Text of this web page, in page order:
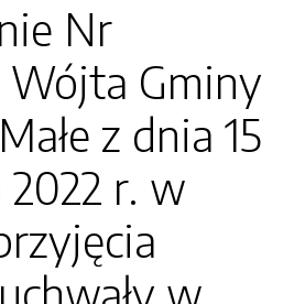
Nr
Wójta Gminy
z dnia 15
r. w
w